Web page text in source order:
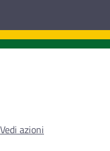
Vedi azioni